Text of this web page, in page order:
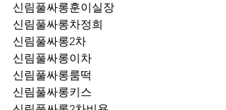
신림풀싸롱훈이실장
신림풀싸롱차정희
신림풀싸롱2차
신림풀싸롱이차
신림풀싸롱룸떡
신림풀싸롱키스